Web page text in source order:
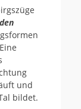
und
bildet.